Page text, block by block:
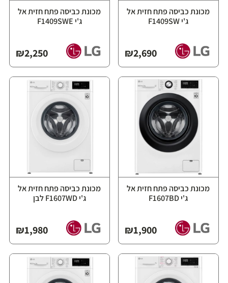
מכונת כביסה פתח חזית אל
ג'י F1409SW
₪2,690
מכונת כביסה פתח חזית אל
ג'י F1409SWE
₪2,250
מכונת כביסה פתח חזית אל
ג'י F1607BD
₪1,900
מכונת כביסה פתח חזית אל
ג'י F1607WD לבן
₪1,980